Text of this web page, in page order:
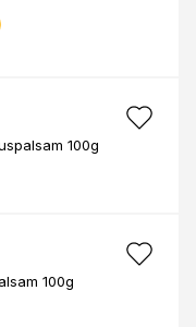
100g
100g